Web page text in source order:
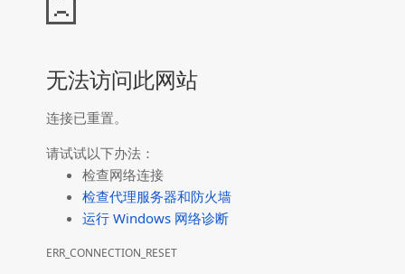
无法访问此网站
连接已重置。
请试试以下办法：
检查网络连接
检查代理服务器和防火墙
运行 Windows 网络诊断
ERR_CONNECTION_RESET